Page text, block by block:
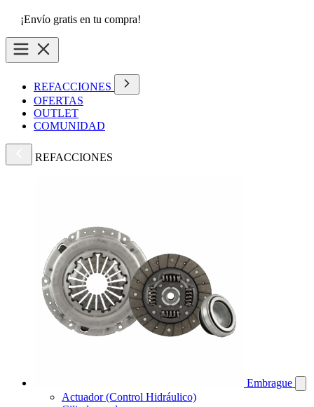
¡Envío gratis en tu compra!
REFACCIONES
OFERTAS
OUTLET
COMUNIDAD
REFACCIONES
Embrague
Actuador (Control Hidráulico)